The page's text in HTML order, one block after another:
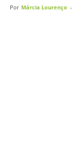
Por Márcia Lourenço -